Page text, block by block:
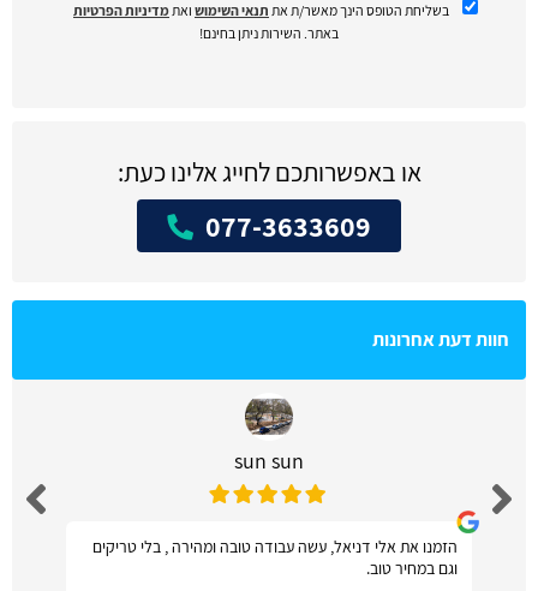
בשליחת הטופס הינך מאשר/ת את תנאי השימוש ואתמדיניות הפרטיות
באתר. השירות ניתן בחינם!
או באפשרותכם לחייג אלינו כעת:
077-3633609
חוות דעת אחרונות
sun sun
הזמנו את אלי דניאל, עשה עבודה טובה ומהירה , בלי טריקים
וגם במחיר טוב.